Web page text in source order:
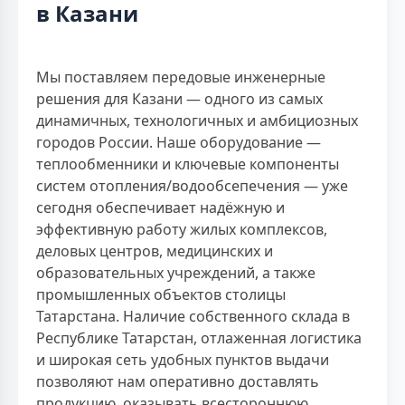
в Казани
Мы поставляем передовые инженерные
решения для Казани — одного из самых
динамичных, технологичных и амбициозных
городов России. Наше оборудование —
теплообменники и ключевые компоненты
систем отопления/водообсепечения — уже
сегодня обеспечивает надёжную и
эффективную работу жилых комплексов,
деловых центров, медицинских и
образовательных учреждений, а также
промышленных объектов столицы
Татарстана. Наличие собственного склада в
Республике Татарстан, отлаженная логистика
и широкая сеть удобных пунктов выдачи
позволяют нам оперативно доставлять